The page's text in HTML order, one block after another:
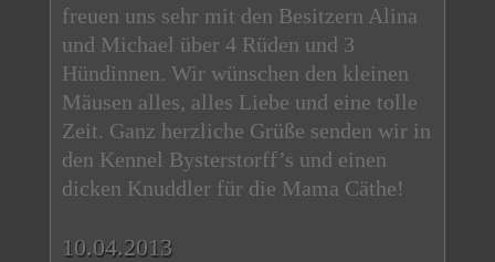
freuen uns sehr mit den Besitzern Alina
und Michael über 4 Rüden und 3
Hündinnen. Wir wünschen den kleinen
Mäusen alles, alles Liebe und eine tolle
Zeit. Ganz herzliche Grüße senden wir in
den Kennel Bysterstorff’s und einen
dicken Knuddler für die Mama Cäthe!
10.04.2013